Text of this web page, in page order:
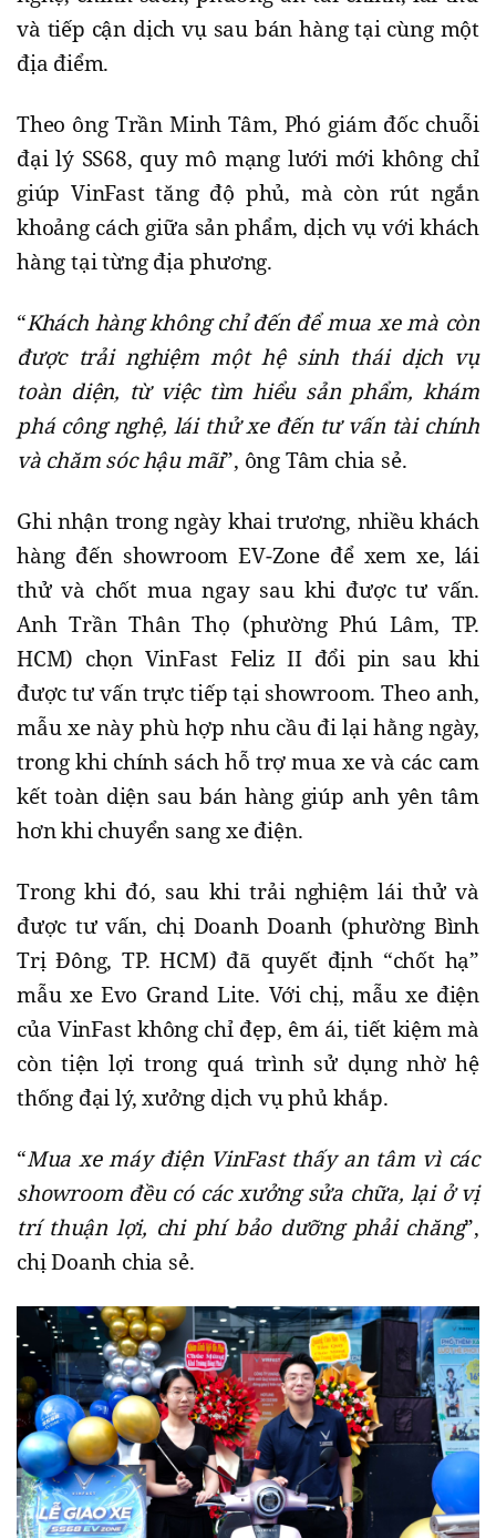
và tiếp cận dịch vụ sau bán hàng tại cùng một
địa điểm.
Theo ông Trần Minh Tâm, Phó giám đốc chuỗi
đại lý SS68, quy mô mạng lưới mới không chỉ
giúp VinFast tăng độ phủ, mà còn rút ngắn
khoảng cách giữa sản phẩm, dịch vụ với khách
hàng tại từng địa phương.
“Khách hàng không chỉ đến để mua xe mà còn
được trải nghiệm một hệ sinh thái dịch vụ
toàn diện, từ việc tìm hiểu sản phẩm, khám
phá công nghệ, lái thử xe đến tư vấn tài chính
và chăm sóc hậu mãi”, ông Tâm chia sẻ.
Ghi nhận trong ngày khai trương, nhiều khách
hàng đến showroom EV-Zone để xem xe, lái
thử và chốt mua ngay sau khi được tư vấn.
Anh Trần Thân Thọ (phường Phú Lâm, TP.
HCM) chọn VinFast Feliz II đổi pin sau khi
được tư vấn trực tiếp tại showroom. Theo anh,
mẫu xe này phù hợp nhu cầu đi lại hằng ngày,
trong khi chính sách hỗ trợ mua xe và các cam
kết toàn diện sau bán hàng giúp anh yên tâm
hơn khi chuyển sang xe điện.
Trong khi đó, sau khi trải nghiệm lái thử và
được tư vấn, chị Doanh Doanh (phường Bình
Trị Đông, TP. HCM) đã quyết định “chốt hạ”
mẫu xe Evo Grand Lite. Với chị, mẫu xe điện
của VinFast không chỉ đẹp, êm ái, tiết kiệm mà
còn tiện lợi trong quá trình sử dụng nhờ hệ
thống đại lý, xưởng dịch vụ phủ khắp.
“Mua xe máy điện VinFast thấy an tâm vì các
showroom đều có các xưởng sửa chữa, lại ở vị
trí thuận lợi, chi phí bảo dưỡng phải chăng”,
chị Doanh chia sẻ.